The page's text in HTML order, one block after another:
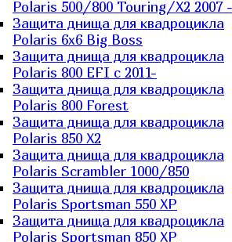
Polaris 500/800 Touring/X2 2007 -
Защита днища для квадроцикла
Polaris 6х6 Big Boss
Защита днища для квадроцикла
Polaris 800 EFI с 2011-
Защита днища для квадроцикла
Polaris 800 Forest
Защита днища для квадроцикла
Polaris 850 X2
Защита днища для квадроцикла
Polaris Scrambler 1000/850
Защита днища для квадроцикла
Polaris Sportsman 550 XP
Защита днища для квадроцикла
Polaris Sportsman 850 XP